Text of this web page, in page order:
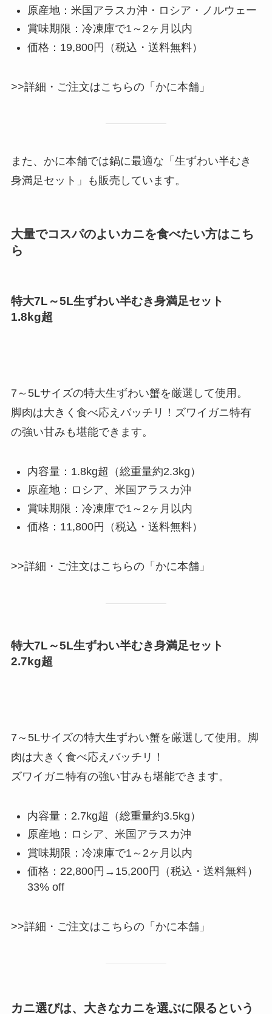
原産地：米国アラスカ沖・ロシア・ノルウェー
賞味期限：冷凍庫で1～2ヶ月以内
価格：19,800円（税込・送料無料）
>>詳細・ご注文はこちらの「かに本舗」
また、かに本舗では鍋に最適な「生ずわい半むき
身満足セット」も販売しています。
大量でコスパのよいカニを食べたい方はこち
ら
特大7L～5L生ずわい半むき身満足セット
1.8kg超
7～5Lサイズの特大生ずわい蟹を厳選して使用。
脚肉は大きく食べ応えバッチリ！ズワイガニ特有
の強い甘みも堪能できます。
内容量：1.8kg超（総重量約2.3kg）
原産地：ロシア、米国アラスカ沖
賞味期限：冷凍庫で1～2ヶ月以内
価格：11,800円（税込・送料無料）
>>詳細・ご注文はこちらの「かに本舗」
特大7L～5L生ずわい半むき身満足セット
2.7kg超
7～5Lサイズの特大生ずわい蟹を厳選して使用。脚
肉は大きく食べ応えバッチリ！
ズワイガニ特有の強い甘みも堪能できます。
内容量：2.7kg超（総重量約3.5kg）
原産地：ロシア、米国アラスカ沖
賞味期限：冷凍庫で1～2ヶ月以内
価格：22,800円→15,200円（税込・送料無料）
33% off
>>詳細・ご注文はこちらの「かに本舗」
カニ選びは、大きなカニを選ぶに限るという